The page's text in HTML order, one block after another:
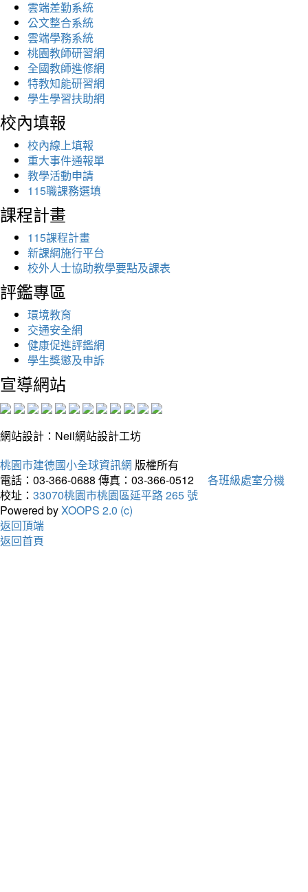
雲端差勤系統
公文整合系統
雲端學務系統
桃園教師研習網
全國教師進修網
特教知能研習網
學生學習扶助網
校內填報
校內線上填報
重大事件通報單
教學活動申請
115職課務選填
課程計畫
115課程計畫
新課綱施行平台
校外人士協助教學要點及課表
評鑑專區
環境教育
交通安全網
健康促進評鑑網
學生獎懲及申訴
宣導網站
網站設計：Neil網站設計工坊
桃園市建德國小全球資訊網 版權所有
電話：03-366-0688 傳真：03-366-0512
各班級處室分機
校址： 33070桃園市桃園區延平路 265 號
Powered byXOOPS 2.0 (c)
返回頂端
返回首頁